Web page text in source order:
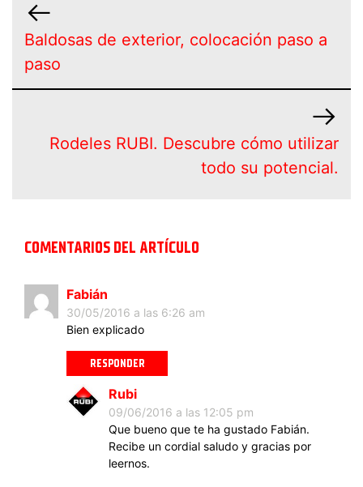
Baldosas de exterior, colocación paso a
paso
Rodeles RUBI. Descubre cómo utilizar
todo su potencial.
COMENTARIOS DEL ARTÍCULO
Fabián
30/05/2016 a las 6:26 am
Bien explicado
RESPONDER
Rubi
09/06/2016 a las 12:05 pm
Que bueno que te ha gustado Fabián.
Recibe un cordial saludo y gracias por
leernos.